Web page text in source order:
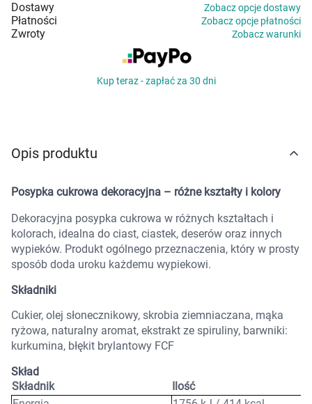
Motoryzacja
Dostawy Zobacz opcje dostawy
Płatności Zobacz opcje płatności
Zwroty Zobacz warunki
Kup teraz - zapłać za 30 dni
Opis produktu
Posypka cukrowa dekoracyjna – różne kształty i kolory
Dekoracyjna posypka cukrowa w różnych kształtach i
kolorach, idealna do ciast, ciastek, deserów oraz innych
wypieków. Produkt ogólnego przeznaczenia, który w prosty
sposób doda uroku każdemu wypiekowi.
Składniki
Cukier, olej słonecznikowy, skrobia ziemniaczana, mąka
ryżowa, naturalny aromat, ekstrakt ze spiruliny, barwniki:
kurkumina, błękit brylantowy FCF
Skład
Składnik
Ilość